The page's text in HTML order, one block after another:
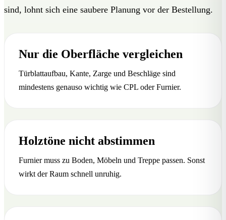
sind, lohnt sich eine saubere Planung vor der Bestellung.
Nur die Oberfläche vergleichen
Türblattaufbau, Kante, Zarge und Beschläge sind
mindestens genauso wichtig wie CPL oder Furnier.
Holztöne nicht abstimmen
Furnier muss zu Boden, Möbeln und Treppe passen. Sonst
wirkt der Raum schnell unruhig.